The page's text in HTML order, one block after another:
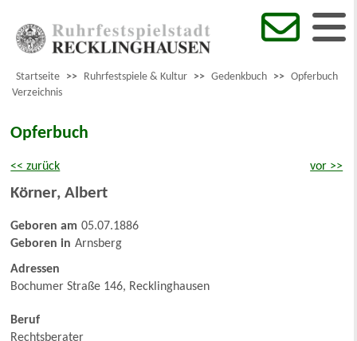
Startseite >> Ruhrfestspiele & Kultur >> Gedenkbuch >> Opferbuch
Verzeichnis
Opferbuch
<< zurück vor >>
Körner, Albert
Geboren am 05.07.1886
Geboren in Arnsberg
Adressen
Bochumer Straße 146, Recklinghausen
Beruf
Rechtsberater